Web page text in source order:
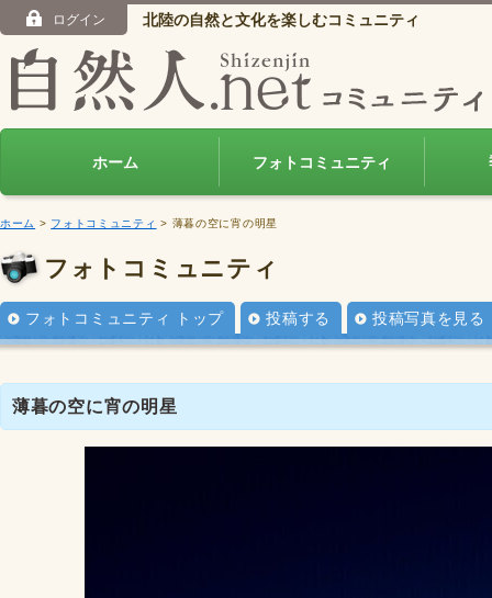
ログイン 北陸の自然と文化を楽しむコミュニティ
ホーム フォトコミュニティ
ホーム > フォトコミュニティ > 薄暮の空に宵の明星
フォトコミュニティ
フォトコミュニティ トップ 投稿する 投稿写真を見る
薄暮の空に宵の明星